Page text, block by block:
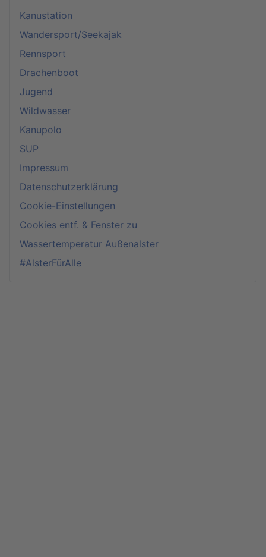
Kanustation
Wandersport/Seekajak
Rennsport
Drachenboot
Jugend
Wildwasser
Kanupolo
SUP
Impressum
Datenschutzerklärung
Cookie-Einstellungen
Cookies entf. & Fenster zu
Wassertemperatur Außenalster
#AlsterFürAlle